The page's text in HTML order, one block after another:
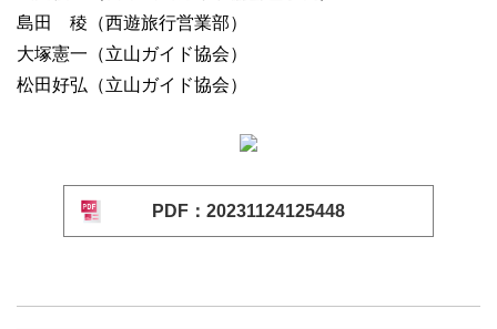
島田 稜（西遊旅行営業部）
大塚憲一（立山ガイド協会）
松田好弘（立山ガイド協会）
PDF：20231124125448